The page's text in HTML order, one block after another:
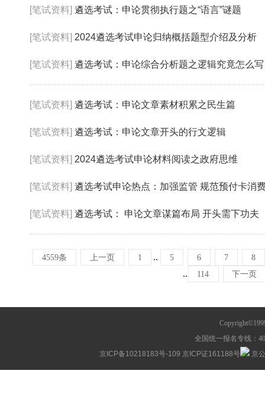
[笔试资料] 遴选考试：申论贯彻执行题之“语言”谜题
[笔试资料] 2024遴选考试申论归纳概括题型介绍及分析
[笔试资料] 遴选考试：申论综合分析题之逻辑究竟怎么写
[笔试资料] 遴选考试：申论文章素材积累之民生篇
[笔试资料] 遴选考试：申论文章开头的行文逻辑
[笔试资料] 2024遴选考试申论材料阅读之政府思维
[笔试资料] 遴选考试申论热点：加强监管 规范预付卡消
[笔试资料] 遴选考试： 申论文章谋篇布局 开头需下功夫
4559条 上一页 1 .. 5 6 7 8
.. 114 下一页
全国统一报名专线：
京ICP备10218183号-109 京ICP证161188号 京